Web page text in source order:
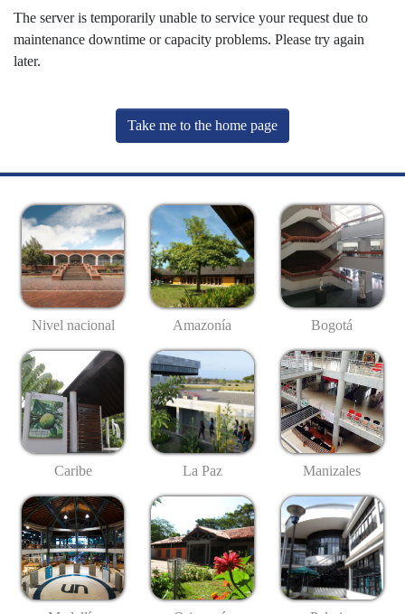
The server is temporarily unable to service your request due to
maintenance downtime or capacity problems. Please try again
later.
Take me to the home page
Nivel nacional Amazonía Bogotá
Caribe La Paz Manizales